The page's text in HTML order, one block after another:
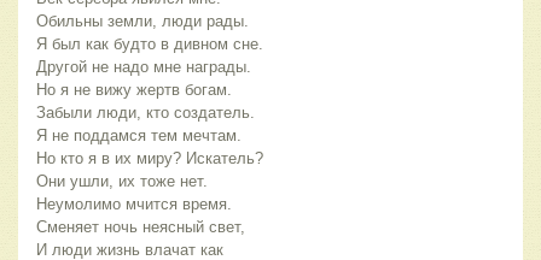
Обильны земли, люди рады.
Я был как будто в дивном сне.
Другой не надо мне награды.
Но я не вижу жертв богам.
Забыли люди, кто создатель.
Я не поддамся тем мечтам.
Но кто я в их миру? Искатель?
Они ушли, их тоже нет.
Неумолимо мчится время.
Сменяет ночь неясный свет,
И люди жизнь влачат как